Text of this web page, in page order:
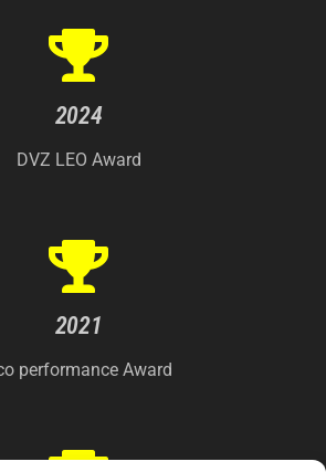
2024
DVZ LEO Award
2021
performance Award